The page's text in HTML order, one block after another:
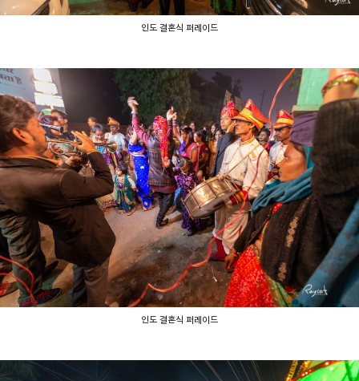
인도 결혼식 퍼레이드
인도 결혼식 퍼레이드